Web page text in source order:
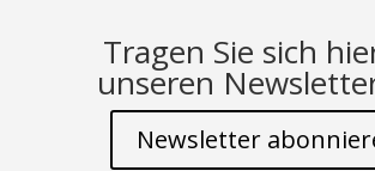
Tragen Sie sich
unseren
Newsletter